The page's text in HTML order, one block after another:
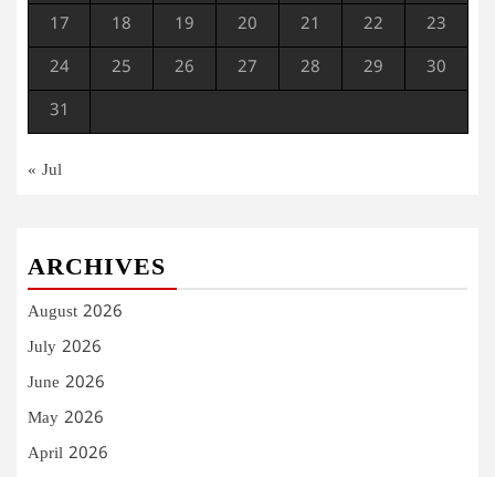
17 18 19 20 21 22 23
24 25 26 27 28 29 30
31
« Jul
ARCHIVES
August 2026
July 2026
June 2026
May 2026
April 2026